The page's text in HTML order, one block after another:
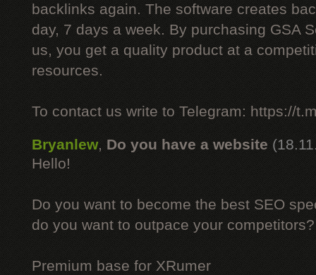
backlinks again. The software creates
day, 7 days a week. By purchasing GSA
us, you get a quality product at a
resources.
To contact us write to Telegram: https://
Bryanlew, Do you have a website
Hello!
Do you want to become the best SEO
do you want to outpace your competitors?
Premium base for XRumer